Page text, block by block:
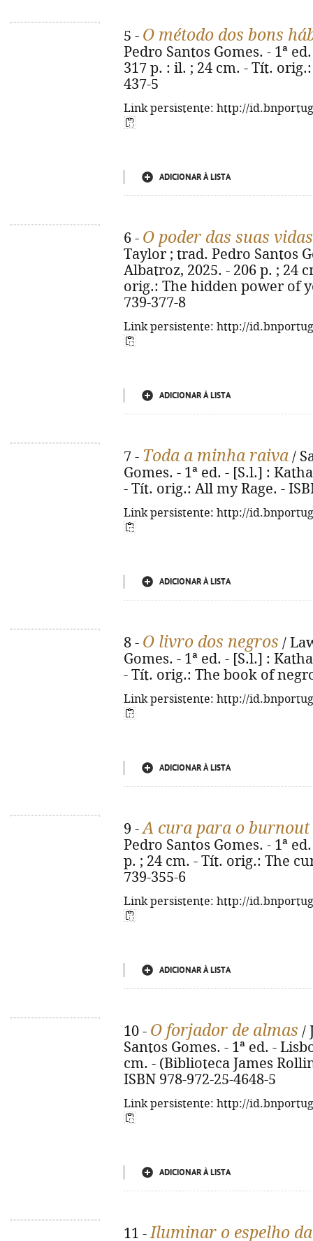
5 - O método dos bons
Pedro Santos Gomes. - 1ª
317 p. : il. ; 24 cm. - Tít.
437-5
Link persistente: http://
ADICIONAR À LISTA
6 - O poder das suas
Taylor ; trad. Pedro Santos
Albatroz, 2025. - 206 p. ; 24
orig.: The hidden power of
739-377-8
Link persistente: http://
ADICIONAR À LISTA
7 - Toda a minha raiva /
Gomes. - 1ª ed. - [S.l.] :
- Tít. orig.: All my Rage. -
Link persistente: http://
ADICIONAR À LISTA
8 - O livro dos negros /
Gomes. - 1ª ed. - [S.l.] :
- Tít. orig.: The book of
Link persistente: http://
ADICIONAR À LISTA
9 -A cura para o burnout
Pedro Santos Gomes. - 1ª
p. ; 24 cm. - Tít. orig.: The
739-355-6
Link persistente: http://
ADICIONAR À LISTA
10 - O forjador de almas /
Santos Gomes. - 1ª ed. -
cm. - (Biblioteca James
ISBN 978-972-25-4648-5
Link persistente: http://
ADICIONAR À LISTA
11 -Iluminar o espelho